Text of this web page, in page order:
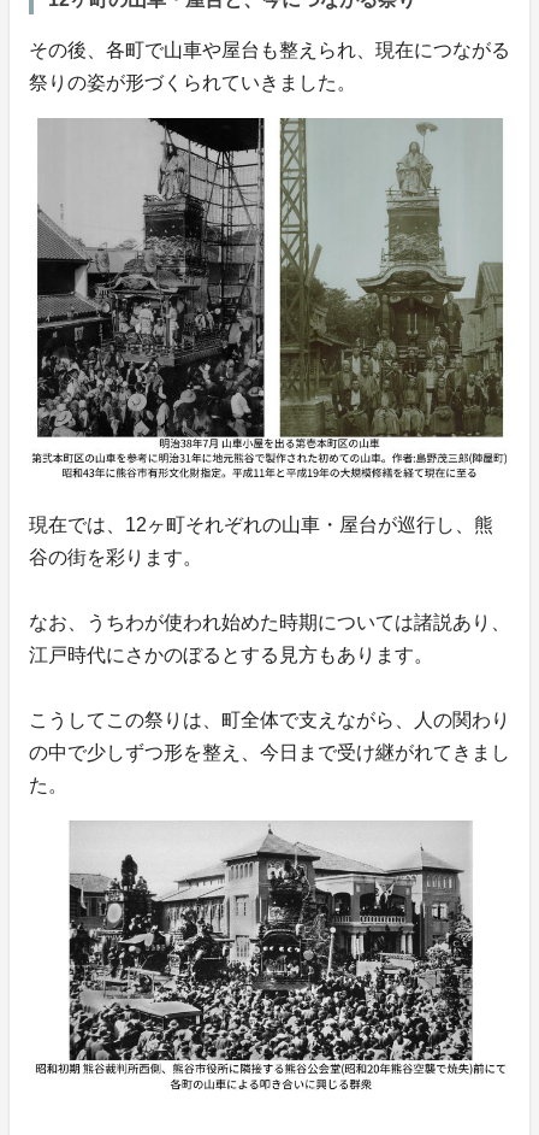
その後、各町で山車や屋台も整えられ、現在につながる
祭りの姿が形づくられていきました。
現在では、12ヶ町それぞれの山車・屋台が巡行し、熊
谷の街を彩ります。
なお、うちわが使われ始めた時期については諸説あり、
江戸時代にさかのぼるとする見方もあります。
こうしてこの祭りは、町全体で支えながら、人の関わり
の中で少しずつ形を整え、今日まで受け継がれてきまし
た。